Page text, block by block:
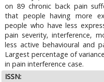
on 89 chronic back pain
that people having more
people who have less
pain severity, interference,
less active behavioural and
Largest percentage of
in pain interference case.
ISSN: